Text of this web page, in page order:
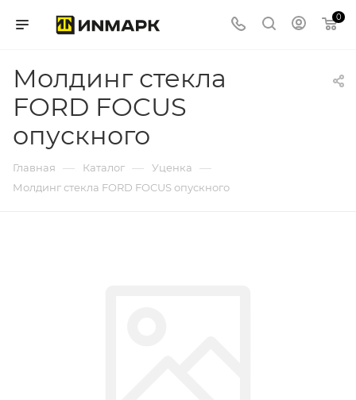
0
Молдинг стекла
FORD FOCUS
опускного
Главная — Каталог — Уценка —
Молдинг стекла FORD FOCUS опускного